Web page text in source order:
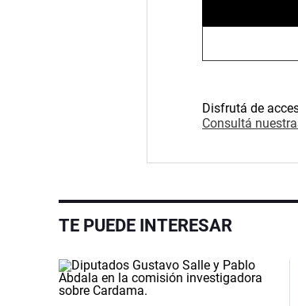
Disfrutá de
Consultá
TE PUEDE INTERESAR